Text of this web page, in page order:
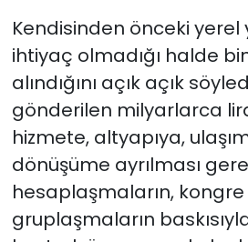
Kendisinden önceki yerel
ihtiyaç olmadığı halde
alındığını açık açık
gönderilen milyarlarca
hizmete, altyapıya,
dönüşüme ayrılması
hesaplaşmaların,
gruplaşmaların